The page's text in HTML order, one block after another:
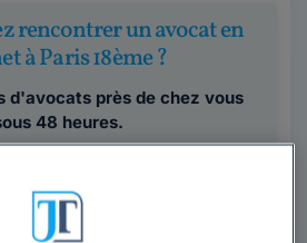
rencontrer un avocat en
à Paris 18ème ?
d'avocats près de chez vous
48 heures.